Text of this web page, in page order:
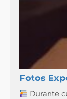
Fotos
Durante